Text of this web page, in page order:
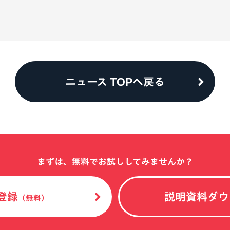
ニュース TOPへ戻る
まずは、無料でお試ししてみませんか？
録 （無料） 説明資料ダ